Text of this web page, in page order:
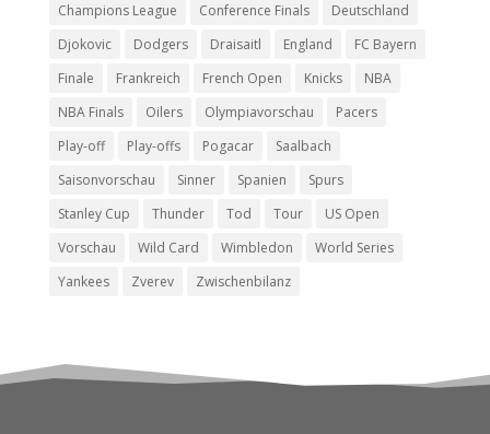
Champions League
Conference Finals
Deutschland
Djokovic
Dodgers Draisaitl England
FC Bayern
Finale
Frankreich French Open Knicks
NBA
NBA Finals
Oilers Olympiavorschau
Pacers
Play-off
Play-offs Pogacar
Saalbach
Saisonvorschau
Sinner Spanien
Spurs
Stanley Cup
Thunder Tod Tour
US Open
Vorschau
Wild Card Wimbledon
World Series
Yankees
Zverev Zwischenbilanz